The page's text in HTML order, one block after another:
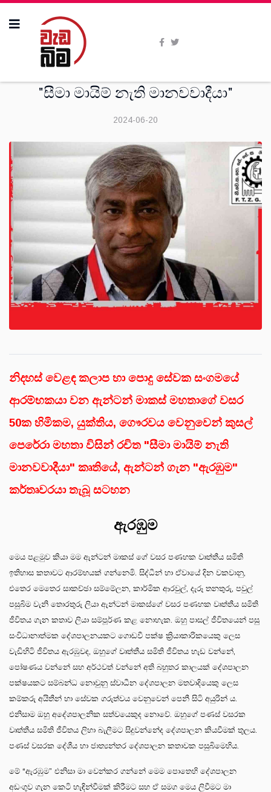
"සීමා මායිම් නැති මානවවාදීයා"
2024-06-20
නිදහස් වෙළඳ කලාප හා පොදු සේවක සංගමයේ
ආරම්භකයා වන ඇන්ටන් මාකස් මහතාගේ වසර
50ක හිමිකම, යුක්තිය, ගෞරවය වෙනුවෙන් කුසල්
පෙරේරා මහතා විසින් රචිත "සීමා මායිම් නැති
මානවවාදීයා" කෘතියේ, ඇන්ටන් ගැන "ඇරඹුම"
කර්තෘවරයා තැබූ සටහන
ඇරඹුම
මෙය පළමුව කියා මම ඇන්ටන් මාකස් ගේ වසර පණහක වෘත්තීය සමිති
ඉතිහාස කතාවට ආරම්භයක් ගන්නෙමි. සිද්ධීන් හා ඒවායේ දින වකවානු,
එතෙර මෙතෙර සාකච්ඡා සම්මේලන, කාර්මික ආරවුල්, දැරූ තනතුරු, පවුල්
පසුබිම වැනි තොරතුරු ලියා ඇන්ටන් මාකස්ගේ වසර පණහක වෘත්තීය සමිති
ජීවිතය ගැන කතාව ලියා සම්පූර්ණ කළ නොහැක. ඔහු පාසල් ජීවිතයෙන් පසු
සංවිධානාත්මක දේශපාලනයකට ගොඩවී පක්ෂ ක්‍රියාකාරිකයෙකු ලෙස
වැඩිහිටි ජීවිතය ඇරඹුවද, ඔහුගේ වෘත්තීය සමිති ජීවිතය හැඩ වන්නේ,
පෝෂණය වන්නේ සහ අර්ථවත් වන්නේ අති බහුතර කාලයක් දේශපාලන
පක්ෂයකට සම්බන්ධ නොවුනු ස්වාධීන දේශපාලන මතවාදියෙකු ලෙස
කම්කරු අයිතීන් හා සේවක ගරුත්වය වෙනුවෙන් පෙනී සිටි අයුරින් ය.
එනිසාම ඔහු අදේශපාලනික සත්වයෙකුද නොවේ. ඔහුගේ පණස් වසරක
වෘත්තීය සමිති ජීවිතය ලිහා බැලීමට සිදුවන්නේද දේශපාලන කියවීමක් තුලය.
පණස් වසරක දේශීය හා ජාත්‍යන්තර දේශපාලන කතාවක පසුබිමෙහිය.
මේ “ඇරඹුම” එනිසා මා වෙන්කර ගන්නේ මෙම පොතෙහි දේශපාලන
අඩංගුව ගැන කෙටි හැඳින්වීමක් කිරීමට සහ ඒ සමග මෙය ලිවීමට මා